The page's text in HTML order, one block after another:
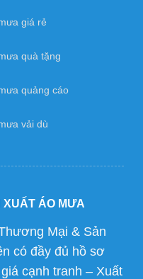
giá rẻ
quà tặng
quảng cáo
vải dù
XUẤT ÁO MƯA
Mại & Sản
có đầy đủ hồ sơ
cạnh tranh – Xuất